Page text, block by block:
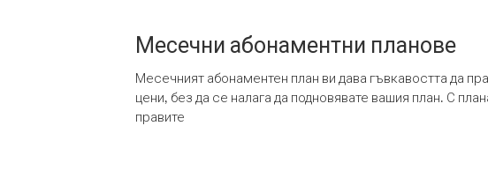
Месечни абонаментни планове
Месечният абонаментен план ви дава гъвкавостта да
цени, без да се налага да подновявате вашия план. С
правите